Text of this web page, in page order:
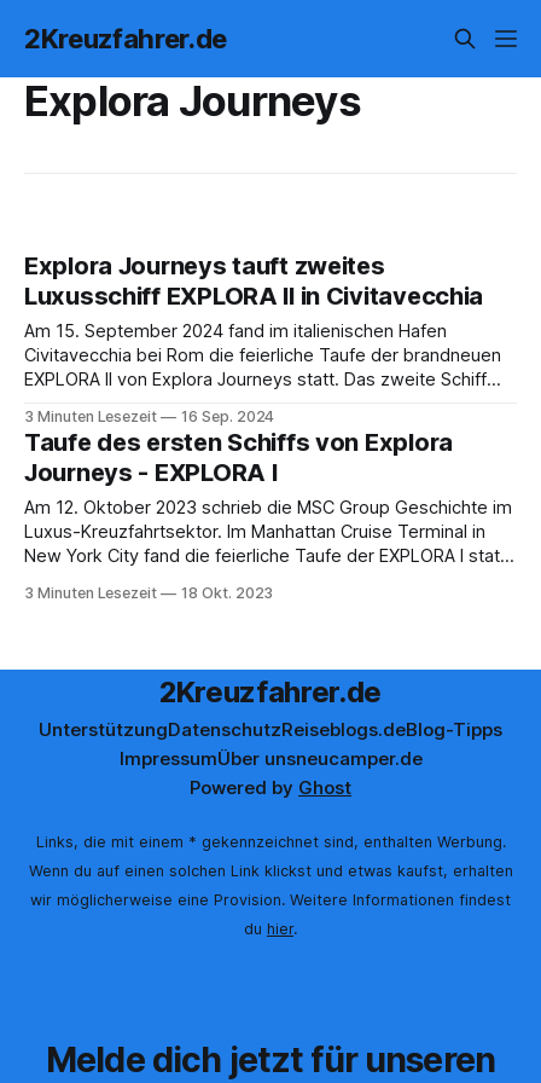
2Kreuzfahrer.de
Explora Journeys
Explora Journeys tauft zweites
Luxusschiff EXPLORA II in Civitavecchia
Am 15. September 2024 fand im italienischen Hafen
Civitavecchia bei Rom die feierliche Taufe der brandneuen
EXPLORA II von Explora Journeys statt. Das zweite Schiff
Zeremonie willkommen geheißen, bei der symbolisch eine
Flasche Champagner am Bug des Schiffes zerschlagen
wurde. Die Taufpatin Rosalba
3 Minuten Lesezeit 16 Sep. 2024
Taufe des ersten Schiffs von Explora
Journeys - EXPLORA I
Am 12. Oktober 2023 schrieb die MSC Group Geschichte im
Luxus-Kreuzfahrtsektor. Im Manhattan Cruise Terminal in
New York City fand die feierliche Taufe der EXPLORA I statt,
Dieses Ereignis markiert einen bedeutenden Meilenstein für
3 Minuten Lesezeit 18 Okt. 2023
2Kreuzfahrer.de
UnterstützungDatenschutzReiseblogs.deBlog-Tipps
ImpressumÜber unsneucamper.de
Powered by Ghost
Links, die mit einem * gekennzeichnet sind, enthalten Werbung.
Wenn du auf einen solchen Link klickst und etwas kaufst, erhalten
wir möglicherweise eine Provision. Weitere Informationen findest
du hier.
Melde dich jetzt für unseren